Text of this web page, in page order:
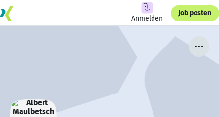
Anmelden
Job posten